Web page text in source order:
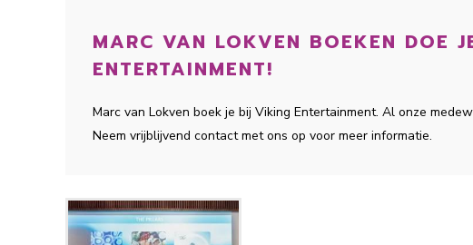
MARC VAN LOKVEN BOEKEN DOE
ENTERTAINMENT!
Marc van Lokven boek je bij Viking Entertainment. Al onze
Neem vrijblijvend contact met ons op voor meer informatie.